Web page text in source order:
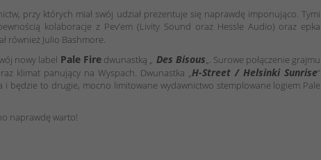
przy których miał swój udział prezentuje się naprawdę imponująco. Tymi
kolaboracje z Pev’em (Livity Sound oraz Hessle Audio) oraz epka
również Julio Bashmore.
nowy label Pale Firedwunastką „ Des Bisous„. Surowe połączenie grajmu
klimat panujący na Wyspach. Dwunastka „H-Street / Helsinki Sunrise”
i będzie to drugie, mocno limitowane wydawnictwo stemplowane logiem Pale
naprawdę warto!